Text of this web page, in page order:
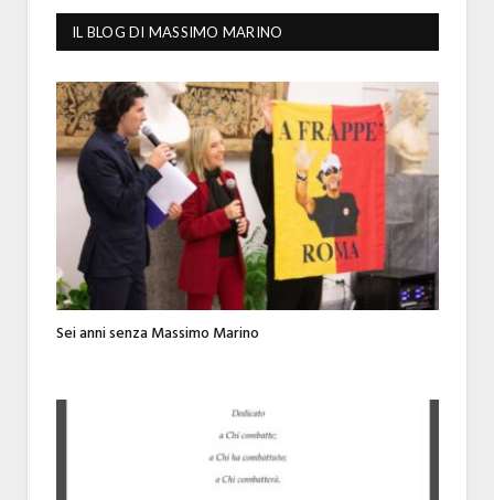
IL BLOG DI MASSIMO MARINO
Sei anni senza Massimo Marino